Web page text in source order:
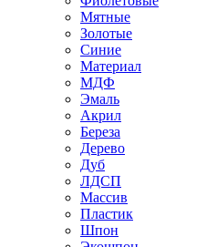
Мятные
Золотые
Синие
Материал
МДФ
Эмаль
Акрил
Береза
Дерево
Дуб
ЛДСП
Массив
Пластик
Шпон